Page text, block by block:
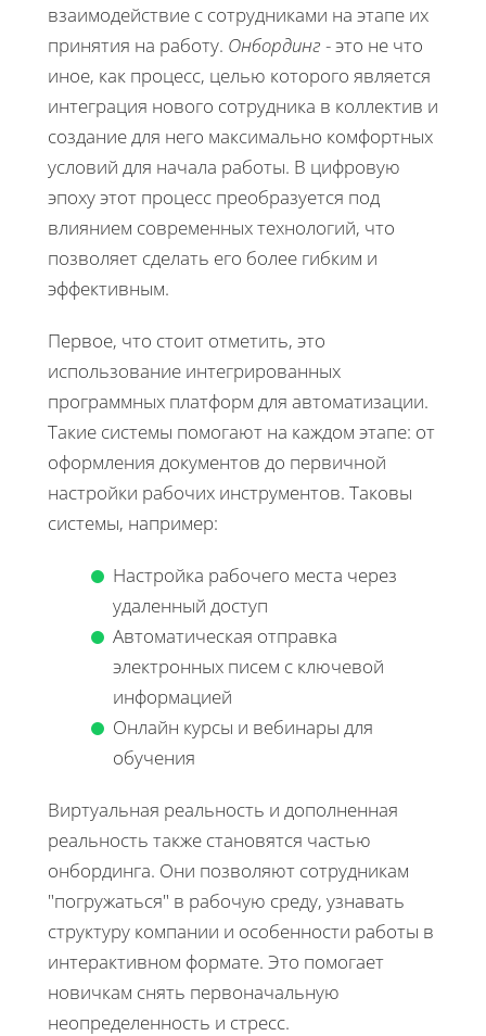
взаимодействие с сотрудниками на этапе их
принятия на работу. Онбординг - это не что
иное, как процесс, целью которого является
интеграция нового сотрудника в коллектив и
создание для него максимально комфортных
условий для начала работы. В цифровую
эпоху этот процесс преобразуется под
влиянием современных технологий, что
позволяет сделать его более гибким и
эффективным.
Первое, что стоит отметить, это
использование интегрированных
программных платформ для автоматизации.
Такие системы помогают на каждом этапе: от
оформления документов до первичной
настройки рабочих инструментов. Таковы
системы, например:
Настройка рабочего места через
удаленный доступ
Автоматическая отправка
электронных писем с ключевой
информацией
Онлайн курсы и вебинары для
обучения
Виртуальная реальность и дополненная
реальность также становятся частью
онбординга. Они позволяют сотрудникам
"погружаться" в рабочую среду, узнавать
структуру компании и особенности работы в
интерактивном формате. Это помогает
новичкам снять первоначальную
неопределенность и стресс.